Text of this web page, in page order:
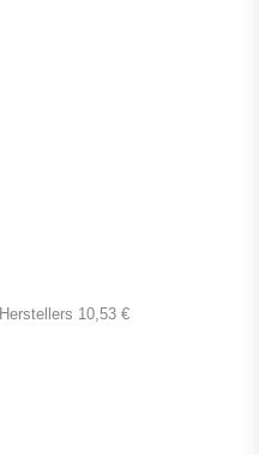
10,53 €